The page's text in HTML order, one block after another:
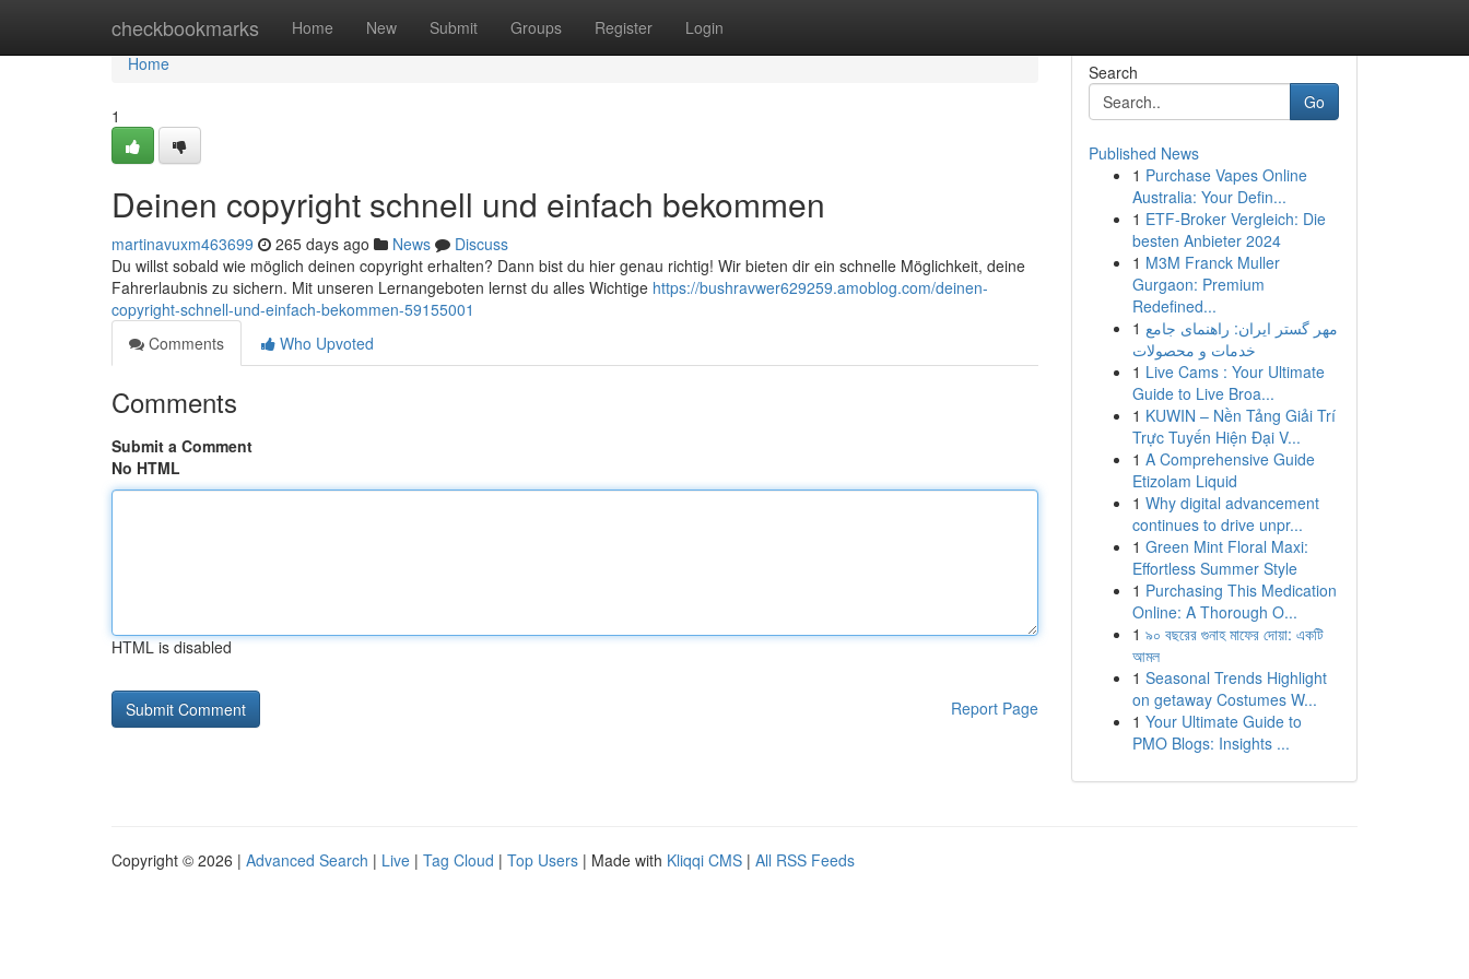
checkbookmarks Home New Submit Groups Register Login
Home
Home
1
Deinen copyright schnell und einfach bekommen
martinavuxm463699 265 days ago News
Discuss
Du willst sobald wie möglich deinen copyright erhalten? Dann bist du hier genau richtig! Wir bieten dir ein schnelle Möglichkeit, deine
Fahrerlaubnis zu sichern. Mit unseren Lernangeboten lernst du alles Wichtige https://bushravwer629259.amoblog.com/deinen-
copyright-schnell-und-einfach-bekommen-59155001
Comments
Who Upvoted
Comments
Submit a Comment
No HTML
HTML is disabled
Report Page
Search
Go
Published News
1 Purchase Vapes Online
Australia: Your Defin...
1 ETF-Broker Vergleich: Die
besten Anbieter 2024
1 M3M Franck Muller
Gurgaon: Premium
Redefined...
1 مهر گستر ایران: راهنمای جامع
خدمات و محصولات
1 Live Cams : Your Ultimate
Guide to Live Broa...
1 KUWIN – Nền Tảng Giải Trí
Trực Tuyến Hiện Đại V...
1 A Comprehensive Guide
Etizolam Liquid
1 Why digital advancement
continues to drive unpr...
1 Green Mint Floral Maxi:
Effortless Summer Style
1 Purchasing This Medication
Online: A Thorough O...
1 ৯০ বছরের গুনাহ মাফের দোয়া: একটি
আমল
1 Seasonal Trends Highlight
on getaway Costumes W...
1 Your Ultimate Guide to
PMO Blogs: Insights ...
Copyright © 2026 | Advanced Search | Live | Tag Cloud | Top Users | Made with Kliqqi CMS | All RSS Feeds